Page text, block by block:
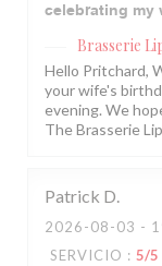
celebrating my
Brasserie
Hello Pritchard,
your wife's
evening. We
The Brasserie
Patrick D
2026-08-03 -
SERVICIO : 5/5